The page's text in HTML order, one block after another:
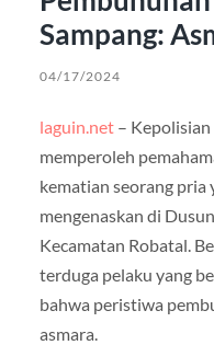
Sampang:
04/17/2024
laguin.net– Kepolisian
memperoleh
kematian seorang pria
mengenaskan di
Kecamatan Robatal.
terduga pelaku yang
bahwa peristiwa
asmara.